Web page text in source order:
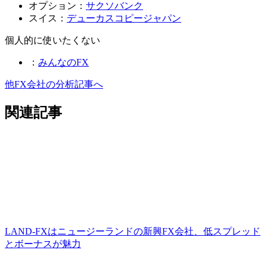
オプション： サクソバンク
スイス： デューカスコピージャパン
個人的に使いたくない
： みんなのFX
他FX会社の分析記事へ
関連記事
LAND-FXはニュージーランドの新興FX会社、低スプレッド
とボーナスが魅力